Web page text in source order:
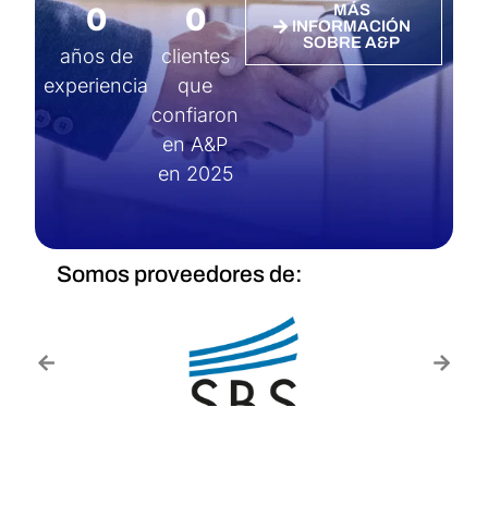
años de
experiencia
0
clientes
que
confiaron
en A&P
en 2025
0
MÁS
INFORMACIÓN
SOBRE A&P
Somos proveedores de: